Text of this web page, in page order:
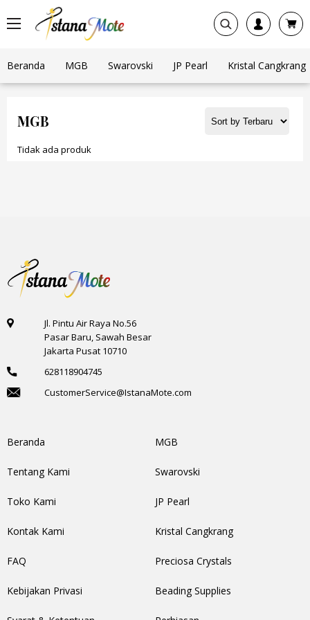
Beranda MGB Swarovski JP Pearl Kristal Cangkrang
MGB
Tidak ada produk
Jl. Pintu Air Raya No.56
Pasar Baru, Sawah Besar
Jakarta Pusat 10710
628118904745
CustomerService@IstanaMote.com
Beranda
Tentang Kami
Toko Kami
Kontak Kami
FAQ
Kebijakan Privasi
MGB
Swarovski
JP Pearl
Kristal Cangkrang
Preciosa Crystals
Beading Supplies